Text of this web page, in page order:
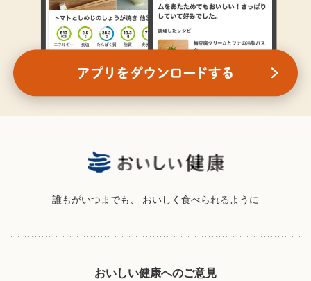
誰もがいつまでも、 おいしく食べられるように
おいしい健康へのご意見